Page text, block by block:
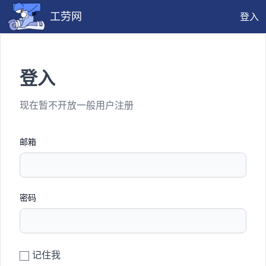
工劳网 登入
登入
现在暂不开放一般用户注册
邮箱
密码
记住我